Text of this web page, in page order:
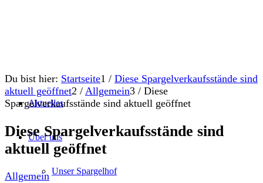
Aktuelles
Über uns
Unser Spargelhof
Du bist hier: Startseite1 / Diese Spargelverkaufsstände sind
aktuell geöffnet2 / Allgemein3 / Diese
Spargelverkaufsstände sind aktuell geöffnet
Diese Spargelverkaufsstände sind
aktuell geöffnet
Allgemein